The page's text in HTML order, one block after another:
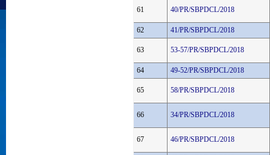
61 40/PR/SBPDCL/2018
62 41/PR/SBPDCL/2018
63 53-57/PR/SBPDCL/2018
64 49-52/PR/SBPDCL/2018
65 58/PR/SBPDCL/2018
66 34/PR/SBPDCL/2018
67 46/PR/SBPDCL/2018